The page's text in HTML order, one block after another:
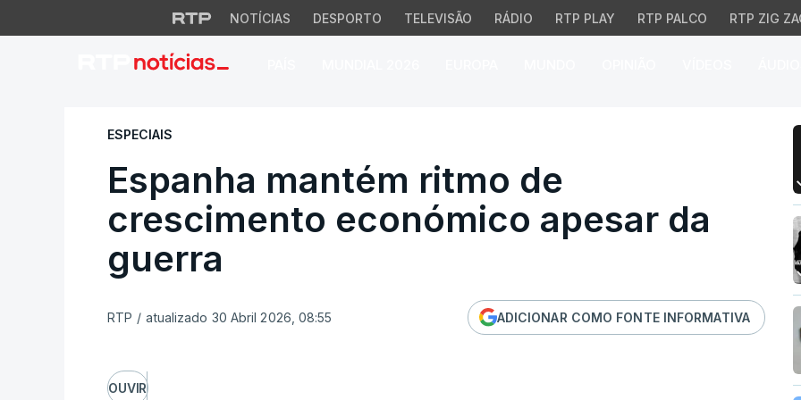
NOTÍCIAS DESPORTO TELEVISÃO RÁDIO RTP PLAY RTP PALCO RTP ZIG
Espanha mantém ritmo de crescimento
ESPECIAIS
Espanha mantém ritmo de
crescimento económico apesar da
guerra
RTP / atualizado 30 Abril 2026, 08:55 ADICIONAR COMO FONTE INFORMATIVA
OUVIR